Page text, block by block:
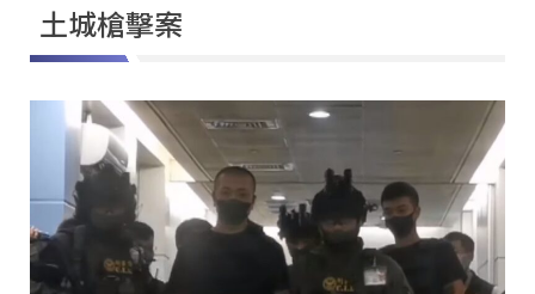
土城槍擊案